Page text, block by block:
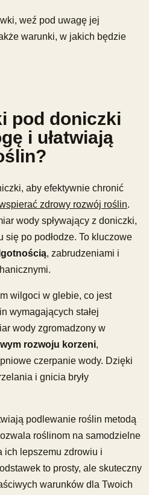
weź pod uwagę jej
warunki, w jakich będzie
pod doniczki
i ułatwiają
aby efektywnie chronić
zdrowy rozwój roślin.
wody spływający z doniczki,
po podłodze. To kluczowe
, zabrudzeniami i
wilgoci w glebie, co jest
wymagających stałej
wody zgromadzony w
rozwoju korzeni,
czerpanie wody. Dzięki
i gnicia bryły
podlewanie roślin metodą
roślinom na samodzielne
ich lepszemu zdrowiu i
to prosty, ale skuteczny
warunków dla Twoich